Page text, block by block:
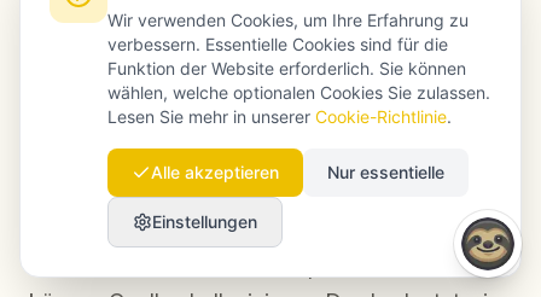
How to structure content for both Google and ChatGPT
simultaneously - GEO
Erfindet ChatGPT Quellen?
Wir verwenden Cookies, um Ihre Erfahrung zu
verbessern. Essentielle Cookies sind für die
Funktion der Website erforderlich. Sie können
wählen, welche optionalen Cookies Sie zulassen.
Lesen Sie mehr in unserer Cookie-Richtlinie.
Alle akzeptieren Nur essentielle
Einstellungen